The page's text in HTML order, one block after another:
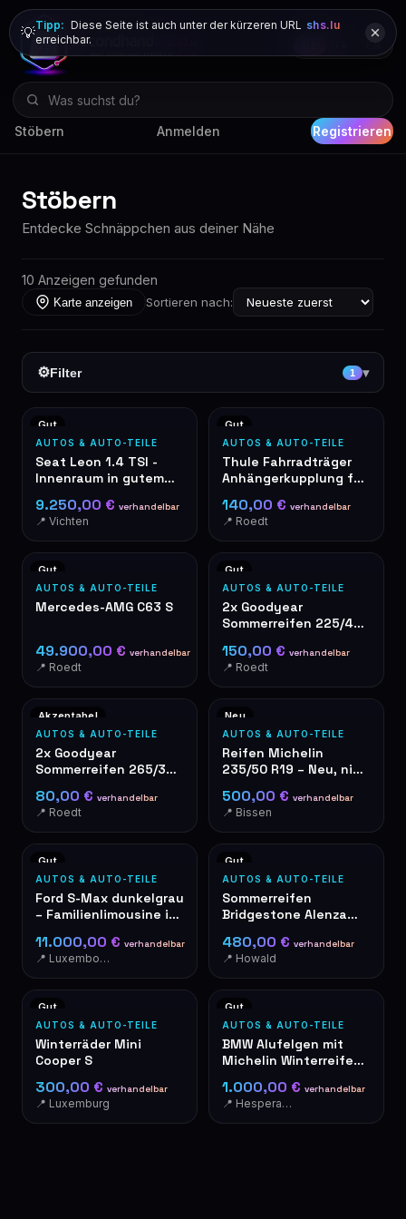
Stöbern Anmelden Registrieren
💡Tipp: Diese Seite ist auch unter der kürzeren URL shs.lu
erreichbar.
Stöbern
Entdecke Schnäppchen aus deiner Nähe
10 Anzeigen gefunden
Karte anzeigen Sortieren nach:
⚙Filter 1 ▾
Gut
AUTOS & AUTO-TEILE
Seat Leon 1.4 TSI -
Innenraum in gutem
Stoffsitze
9.250,00 € verhandelbar
📍 Vichten
Gut
AUTOS & AUTO-TEILE
Thule Fahrradträger
Anhängerkupplung für
140,00 € verhandelbar
📍 Roedt
Gut
AUTOS & AUTO-TEILE
Mercedes-AMG C63 S
49.900,00 € verhandelbar
📍 Roedt
Gut
AUTOS & AUTO-TEILE
2x Goodyear
Sommerreifen 225/40
150,00 € verhandelbar
📍 Roedt
Akzeptabel
AUTOS & AUTO-TEILE
2x Goodyear
Sommerreifen 265/35
80,00 € verhandelbar
📍 Roedt
Neu
AUTOS & AUTO-TEILE
Reifen Michelin
235/50 R19 – Neu, nie
500,00 € verhandelbar
📍 Bissen
Gut
AUTOS & AUTO-TEILE
Ford S-Max dunkelgrau
– Familienlimousine in
11.000,00 € verhandelbar
📍 Luxembourg
Gut
AUTOS & AUTO-TEILE
Sommerreifen
Bridgestone Alenza
480,00 € verhandelbar
📍 Howald
Gut
AUTOS & AUTO-TEILE
Winterräder Mini
Cooper S
300,00 € verhandelbar
📍 Luxemburg
Gut
AUTOS & AUTO-TEILE
BMW Alufelgen mit
Michelin Winterreifen
1.000,00 € verhandelbar
📍 Hesperange